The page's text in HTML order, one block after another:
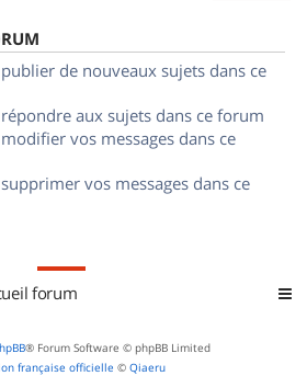
publier de nouveaux sujets dans ce
répondre aux sujets dans ce forum
modifier vos messages dans ce
supprimer vos messages dans ce
forum
® Forum Software © phpBB Limited
française officielle © Qiaeru